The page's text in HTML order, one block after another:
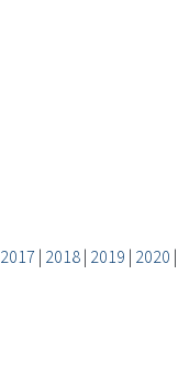
2017 | 2018| 2019 | 2020 |